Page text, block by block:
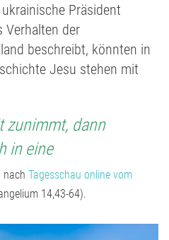
Präsident
Verhalten der
beschreibt, könnten in
Jesu stehen mit
zunimmt, dann
in eine
nach Tagesschau online vom
14,43-64).